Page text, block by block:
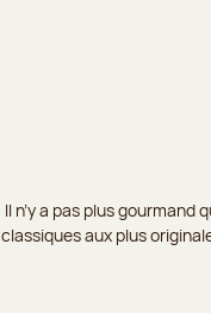
Il n’y a pas plus gourmand
classiques aux plus